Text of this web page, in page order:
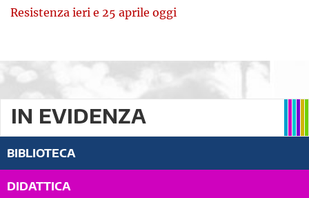
Resistenza ieri e 25 aprile oggi
IN EVIDENZA
BIBLIOTECA
DIDATTICA